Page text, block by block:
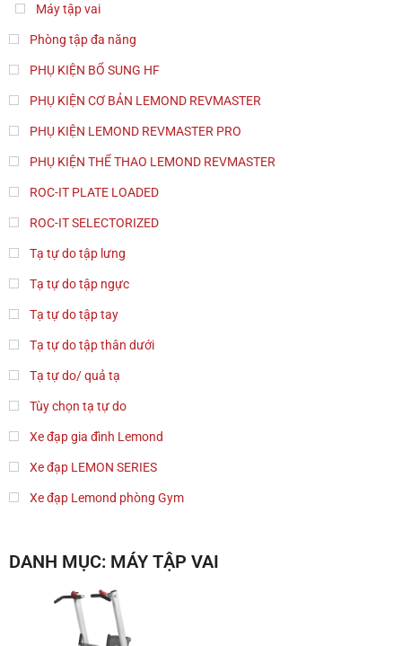
Máy tập vai
Phòng tập đa năng
PHỤ KIỆN BỔ SUNG HF
PHỤ KIỆN CƠ BẢN LEMOND REVMASTER
PHỤ KIỆN LEMOND REVMASTER PRO
PHỤ KIỆN THỂ THAO LEMOND REVMASTER
ROC-IT PLATE LOADED
ROC-IT SELECTORIZED
Tạ tự do tập lưng
Tạ tự do tập ngực
Tạ tự do tập tay
Tạ tự do tập thân dưới
Tạ tự do/ quả tạ
Tùy chọn tạ tự do
Xe đạp gia đình Lemond
Xe đạp LEMON SERIES
Xe đạp Lemond phòng Gym
DANH MỤC: MÁY TẬP VAI